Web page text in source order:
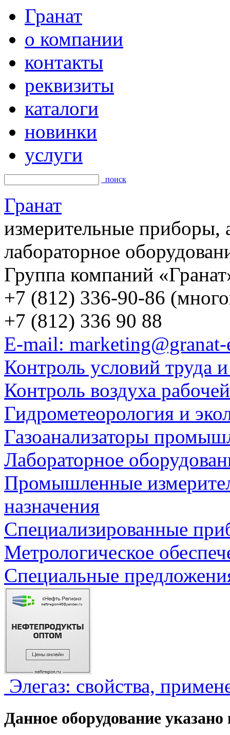
Гранат
о компании
контакты
реквизиты
каталоги
новинки
услуги
поиск
Гранат
измерительные приборы,
лабораторное
Группа компаний
+7 (812) 336-90-86
+7 (812) 336 90 88
E-mail:
Контроль условий труда
Контроль воздуха
Гидрометеорология и
Газоанализаторы
Лабораторное
Промышленные
назначения
Специализированные
Метрологическое
Специальные
Элегаз: свойства,
Данное оборудование